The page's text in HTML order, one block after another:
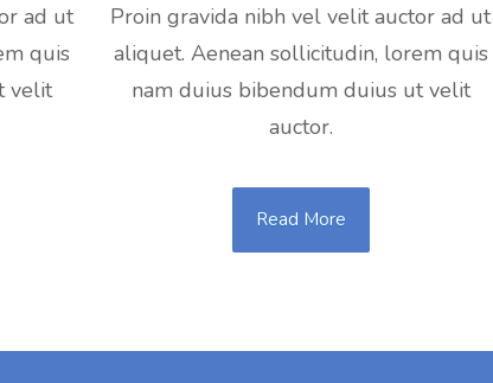
ad ut
quis
velit
Proin gravida nibh vel velit auctor ad ut
aliquet. Aenean sollicitudin, lorem quis
nam duius bibendum duius ut velit
auctor.
Read More